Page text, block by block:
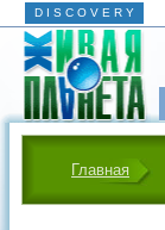
D I S C O V E R Y
Главная